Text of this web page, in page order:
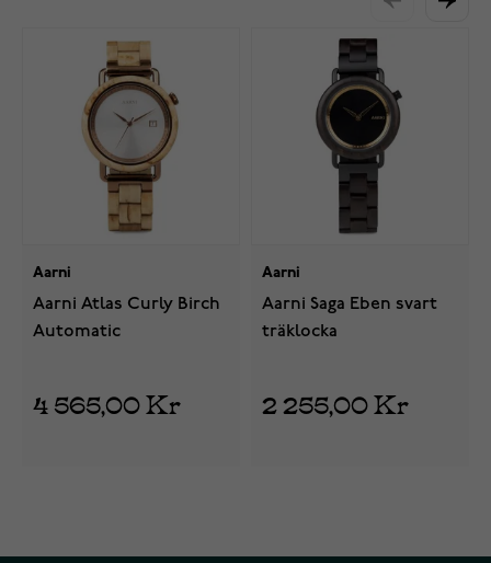
Aarni
Aarni Atlas Curly Birch
Automatic
4 565,00 Kr
Aarni
Aarni Saga Eben svart
träklocka
2 255,00 Kr